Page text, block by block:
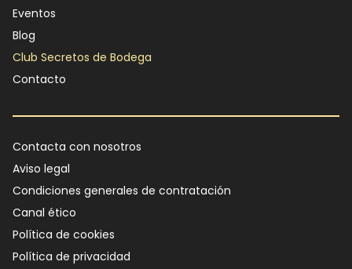
Eventos
Blog
Club Secretos de Bodega
Contacto
Footer
Contacta con nosotros
Aviso legal
Condiciones generales de contratación
Canal ético
Política de cookies
Política de privacidad